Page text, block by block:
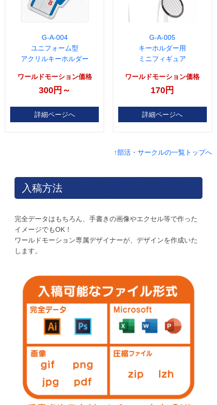
G-A-004
ユニフォーム型
アクリルキーホルダー
ワールドモーション価格
300円～
詳細ページへ
G-A-005
キーホルダー用
ミニフィギュア
ワールドモーション価格
170円
詳細ページへ
↑部活・サークルの一覧トップへ
入稿方法
完全データはもちろん、手書きの画像やエクセル等で作った
イメージでもOK！
ワールドモーション専属デザイナーが、デザインを作成いた
します。